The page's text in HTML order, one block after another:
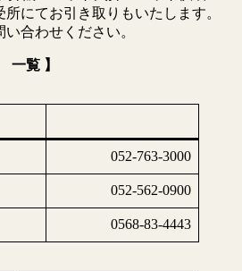
にてお引き取りもいたします。
合わせください。
一覧 】
052-763-3000
052-562-0900
0568-83-4443